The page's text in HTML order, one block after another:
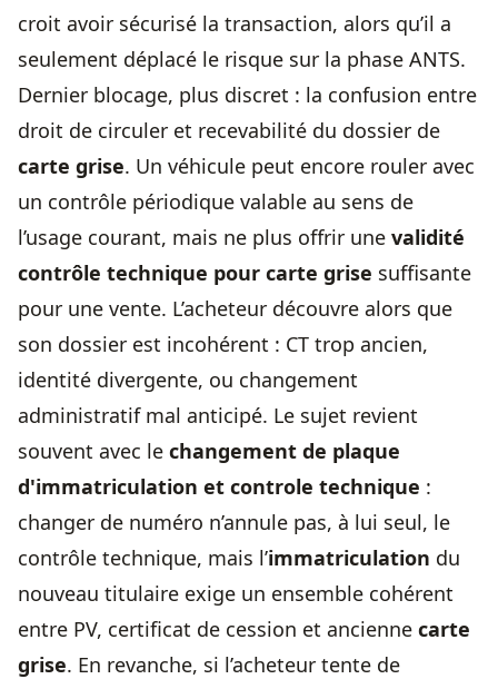
croit avoir sécurisé la transaction, alors qu’il a
seulement déplacé le risque sur la phase ANTS.
Dernier blocage, plus discret : la confusion entre
droit de circuler et recevabilité du dossier de
carte grise. Un véhicule peut encore rouler avec
un contrôle périodique valable au sens de
l’usage courant, mais ne plus offrir une validité
contrôle technique pour carte grise suffisante
pour une vente. L’acheteur découvre alors que
son dossier est incohérent : CT trop ancien,
identité divergente, ou changement
administratif mal anticipé. Le sujet revient
souvent avec le changement de plaque
d'immatriculation et controle technique :
changer de numéro n’annule pas, à lui seul, le
contrôle technique, mais l’immatriculation du
nouveau titulaire exige un ensemble cohérent
entre PV, certificat de cession et ancienne carte
grise. En revanche, si l’acheteur tente de